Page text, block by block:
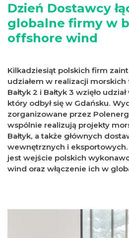
Dzień Dostawcy
globalne firmy w
offshore wind
Kilkadziesiąt polskich firm
udziałem w realizacji
Bałtyk 2 i Bałtyk 3 wzięło
który odbył się w Gdańsku.
zorganizowane przez
wspólnie realizują projekty
Bałtyk, a także głównych
wewnętrznych i
jest wejście polskich
wind oraz włączenie ich w